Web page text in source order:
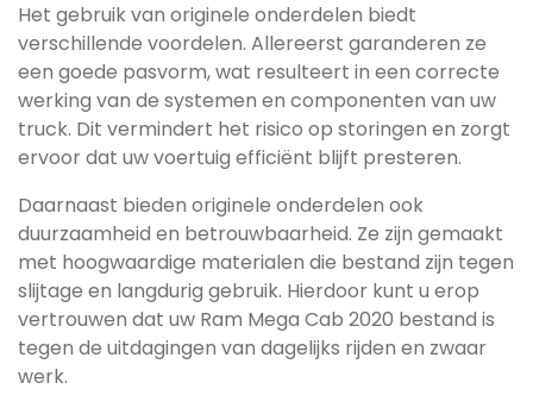
Het gebruik van originele onderdelen biedt
verschillende voordelen. Allereerst garanderen ze
een goede pasvorm, wat resulteert in een correcte
werking van de systemen en componenten van uw
truck. Dit vermindert het risico op storingen en zorgt
ervoor dat uw voertuig efficiënt blijft presteren.
Daarnaast bieden originele onderdelen ook
duurzaamheid en betrouwbaarheid. Ze zijn gemaakt
met hoogwaardige materialen die bestand zijn tegen
slijtage en langdurig gebruik. Hierdoor kunt u erop
vertrouwen dat uw Ram Mega Cab 2020 bestand is
tegen de uitdagingen van dagelijks rijden en zwaar
werk.